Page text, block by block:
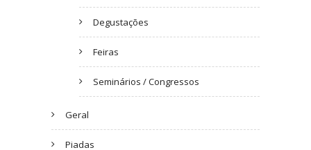
Degustações
Feiras
Seminários / Congressos
Geral
Piadas